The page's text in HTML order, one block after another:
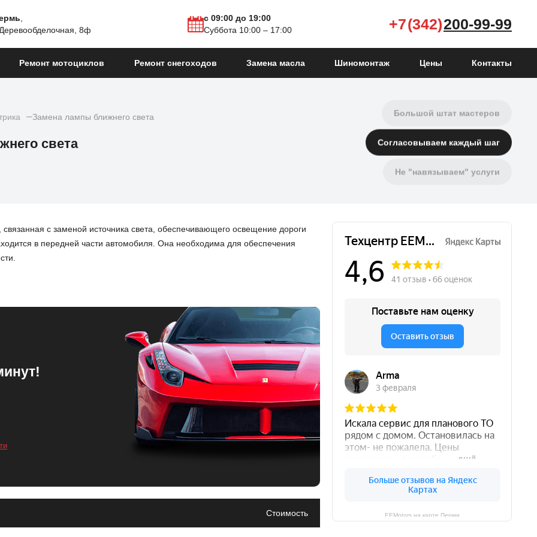
8ф
с 09:00 до 19:00
Суббота 10:00 – 17:00
+7 (342)200-99-99
Ремонт мотоциклов Ремонт снегоходов Замена масла Шиномонтаж Цены Контакты
Замена лампы ближнего света
света
Честная и адекватная цена
Много подъемников
Ремонтируем все агрегаты
Большой штат мастеров
Согласовываем каждый шаг
Не "навязываем" услуги
Честная и адекватная цена
Много подъемников
Ремонтируем все агрегаты
Большой штат мастеров
Согласовываем каждый шаг
Не "навязываем" услуги
Даём гарантию на ремонт
Чиним автомобили уже 12 лет
с заменой источника света, обеспечивающего освещение дороги
в передней части автомобиля. Она необходима для обеспечения
видимость на дороге, что повысит безопасность в ночное
Стоимость EEMotors на карте Перми